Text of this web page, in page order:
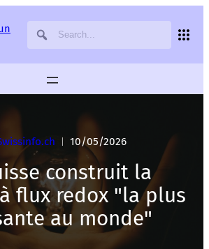
10/05/2026
construit la
flux redox "la plus
au monde"
services